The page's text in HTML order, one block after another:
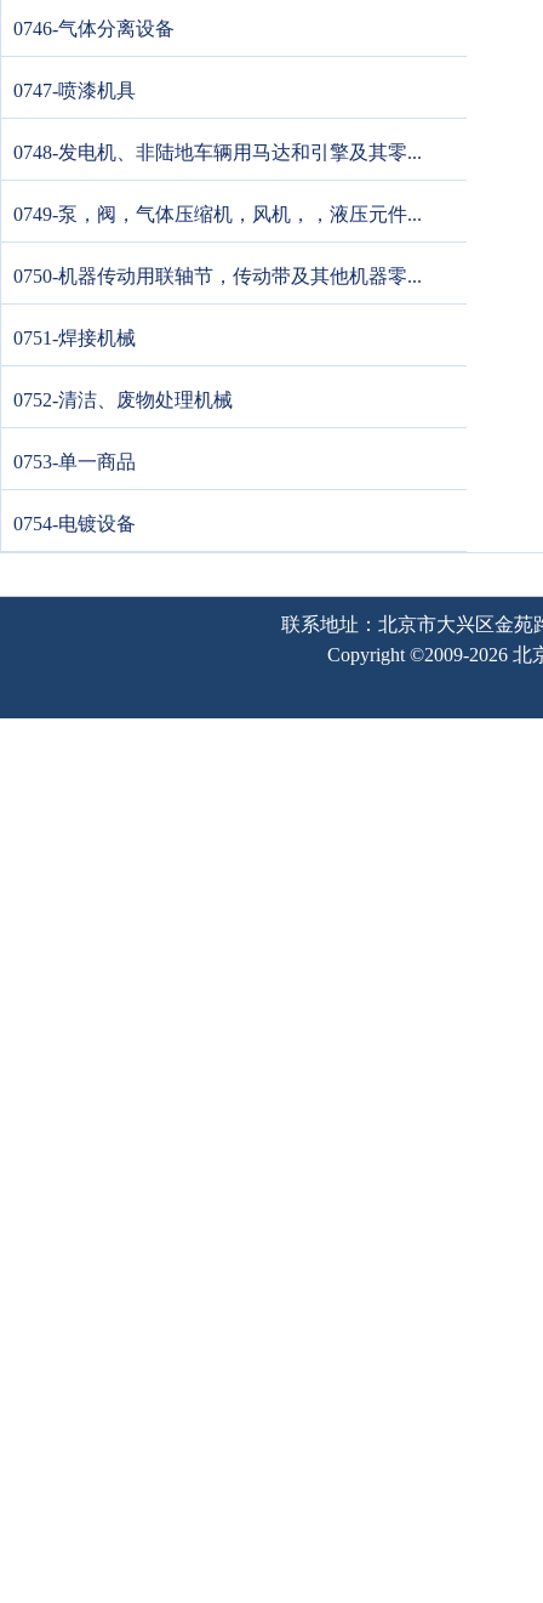
0746-气体分离设备
0747-喷漆机具
0748-发电机、非陆地车辆用马达和引擎及其零...
0749-泵，阀，气体压缩机，风机，，液压元件...
0750-机器传动用联轴节，传动带及其他机器零...
0751-焊接机械
0752-清洁、废物处理机械
0753-单一商品
0754-电镀设备
联系地址：北京市大兴区金苑
Copyright ©2009-2026 北